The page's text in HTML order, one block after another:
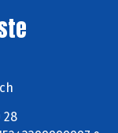
28